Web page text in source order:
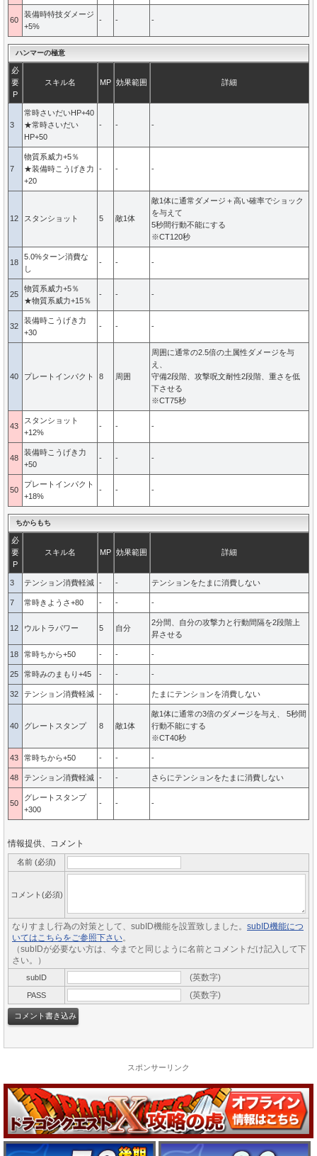
60
装備時特技ダメージ
+5%
- - -
ハンマーの極意
必
要
P
スキル名 MP 効果範囲 詳細
3
常時さいだいHP+40
★常時さいだい
HP+50
- - -
7
物質系威力+5％
★装備時こうげき力
+20
- - -
12 スタンショット 5 敵1体
敵1体に通常ダメージ＋高い確率でショック
を与えて
5秒間行動不能にする
※CT120秒
18
5.0%ターン消費な
し
- - -
25
物質系威力+5％
★物質系威力+15％
- - -
32
装備時こうげき力
+30
- - -
40 プレートインパクト 8 周囲
周囲に通常の2.5倍の土属性ダメージを与
え、
守備2段階、攻撃呪文耐性2段階、重さを低
下させる
※CT75秒
43
スタンショット
+12%
- - -
48
装備時こうげき力
+50
- - -
50
プレートインパクト
+18%
- - -
ちからもち
必
要
P
スキル名 MP 効果範囲 詳細
3 テンション消費軽減 - - テンションをたまに消費しない
7 常時きようさ+80 - - -
12 ウルトラパワー 5 自分
2分間、自分の攻撃力と行動間隔を2段階上
昇させる
18 常時ちから+50 - - -
25 常時みのまもり+45 - - -
32 テンション消費軽減 - - たまにテンションを消費しない
40 グレートスタンプ 8 敵1体
敵1体に通常の3倍のダメージを与え、 5秒間
行動不能にする
※CT40秒
43 常時ちから+50 - - -
48 テンション消費軽減 - - さらにテンションをたまに消費しない
50
グレートスタンプ
+300
- - -
情報提供、コメント
名前 (必須)
コメント(必須)
なりすまし行為の対策として、subID機能を設置致しました。 subID機能につ
いてはこちらをご参照下さい。
（subIDが必要ない方は、今までと同じように名前とコメントだけ記入して下
さい。）
subID (英数字)
PASS (英数字)
スポンサーリンク